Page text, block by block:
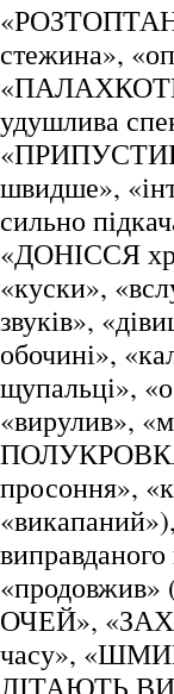
стежина»,
удушлива
швидше»,
сильно
«ДОНІССЯ
«куски»,
звуків»,
обочині»,
щупальці»,
«вирулив»,
просоння»,
«продовжив»
ОЧЕЙ»,
часу»,